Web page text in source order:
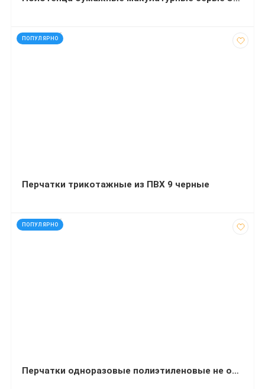
ПОПУЛЯРНО
код: 927626
Перчатки трикотажные из ПВХ 9 черные
ПОПУЛЯРНО
код: 927546
Перчатки одноразовые полиэтиленовые не отрывные 7 мкм 100 штук